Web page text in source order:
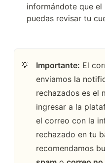
informándote que
puedas revisar tu
💡 Importante: El
enviamos la
rechazados es el
ingresar a la
el correo con la
rechazado en tu